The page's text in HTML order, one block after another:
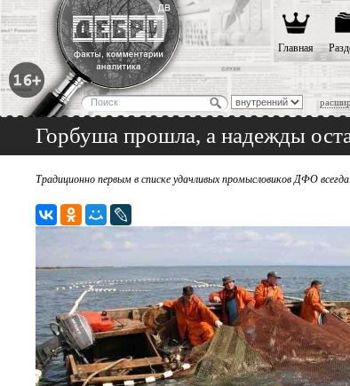
Главная
Горбуша прошла, а надежды
Традиционно первым в списке удачливых промысловиков ДФО